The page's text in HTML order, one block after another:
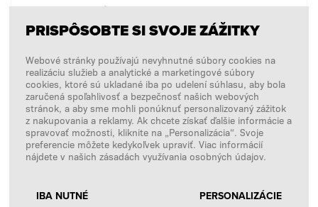
Chcem zadať jednorazovú objednávku bez
NÁKUPY BEZ PRIHLÁSENIA
PRISPÔSOBTE SI SVOJE ZÁŽITKY
Webové stránky používajú nevyhnutné súbory cookies na
realizáciu služieb a analytické a marketingové súbory
cookies, ktoré sú ukladané iba po udelení súhlasu, aby bola
zaručená spoľahlivosť a bezpečnosť našich webových
stránok, a aby sme mohli ponúknuť personalizovaný zážitok
z nakupovania a reklamy. Ak chcete získať ďalšie informácie a
spravovať možnosti, kliknite na „Personalizácia“. Svoje
preferencie môžete kedykoľvek upraviť. Viac informácií
nájdete v našich zásadách využívania osobných údajov.
IBA NUTNÉ PERSONALIZÁCIE